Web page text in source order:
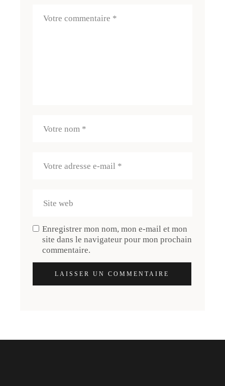
Enregistrer mon nom, mon e-mail et mon
site dans le navigateur pour mon prochain
commentaire.
LAISSER UN COMMENTAIRE